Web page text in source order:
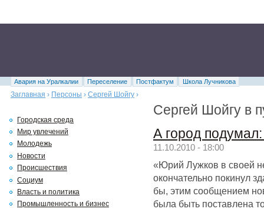
Авария на Уралкалии Переселение Постфактум
Школа Лучникова
Заглавная › Персоны › Сергей Шойгу ›
Сергей Шойгу в
А город
11.10.2010 - 18:00
«Юрий Лужков в своей
окончательно покинул
бы, этим сообщением
была быть поставлена
Городская среда
Мир увлечений
Молодежь
Новости
Происшествия
Социум
Власть и политика
Промышленность и бизнес